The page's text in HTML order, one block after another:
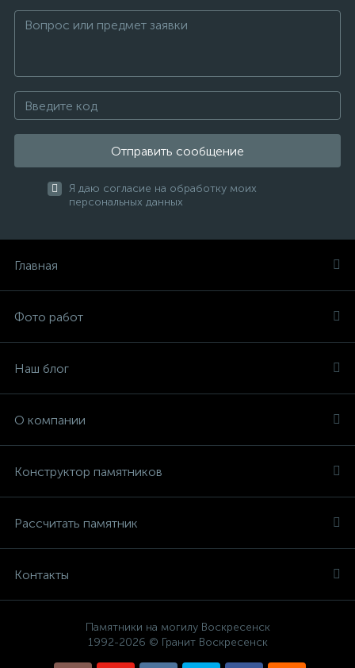
Отправить сообщение
Я даю согласие на обработку моих
персональных данных
Главная
Фото работ
Наш блог
О компании
Конструктор памятников
Рассчитать памятник
Контакты
Памятники на могилу Воскресенск
1992-2026 © Гранит Воскресенск